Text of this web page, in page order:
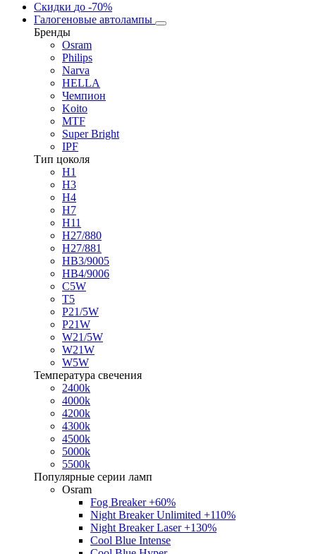
Скидки до -70%
Галогеновые автолампы
Бренды
Osram
Philips
Narva
HELLA
Чемпион
Koito
MTF
Super Bright
IPF
Тип цоколя
H1
H3
H4
H7
H11
H27/880
H27/881
HB3/9005
HB4/9006
C5W
T5
P21/5W
P21W
W21/5W
W21W
W5W
Температура свечения
2400k
4000k
4200k
4300k
4500k
5000k
5500k
Популярные серии ламп
Osram
Fog Breaker +60%
Night Breaker Unlimited +110%
Night Breaker Laser +130%
Cool Blue Intense